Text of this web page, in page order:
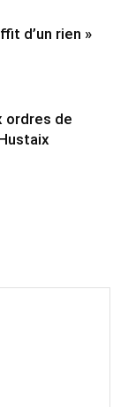
d’un rien »
ordres de